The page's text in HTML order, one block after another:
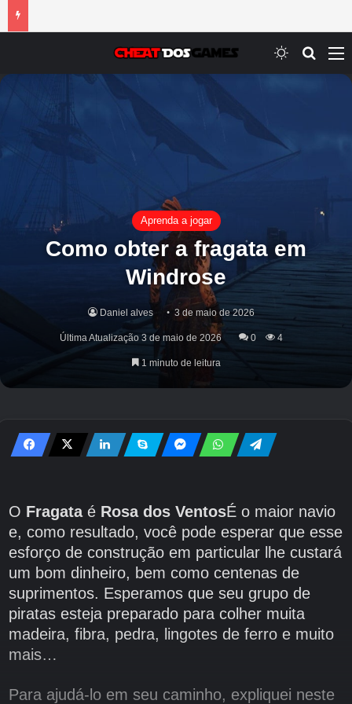
Switch skin
Aprenda a jogar
Como obter a fragata em
Windrose
Daniel alves 3 de maio de 2026
Última Atualização 3 de maio de 2026 0 4
1 minuto de leitura
O Fragata é Rosa dos VentosÉ o maior navio
e, como resultado, você pode esperar que esse
esforço de construção em particular lhe custará
um bom dinheiro, bem como centenas de
suprimentos. Esperamos que seu grupo de
piratas esteja preparado para colher muita
madeira, fibra, pedra, lingotes de ferro e muito
mais…
Para ajudá-lo em seu caminho, expliquei neste